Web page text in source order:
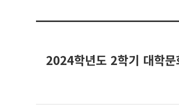
2024학년도 2학기 대학